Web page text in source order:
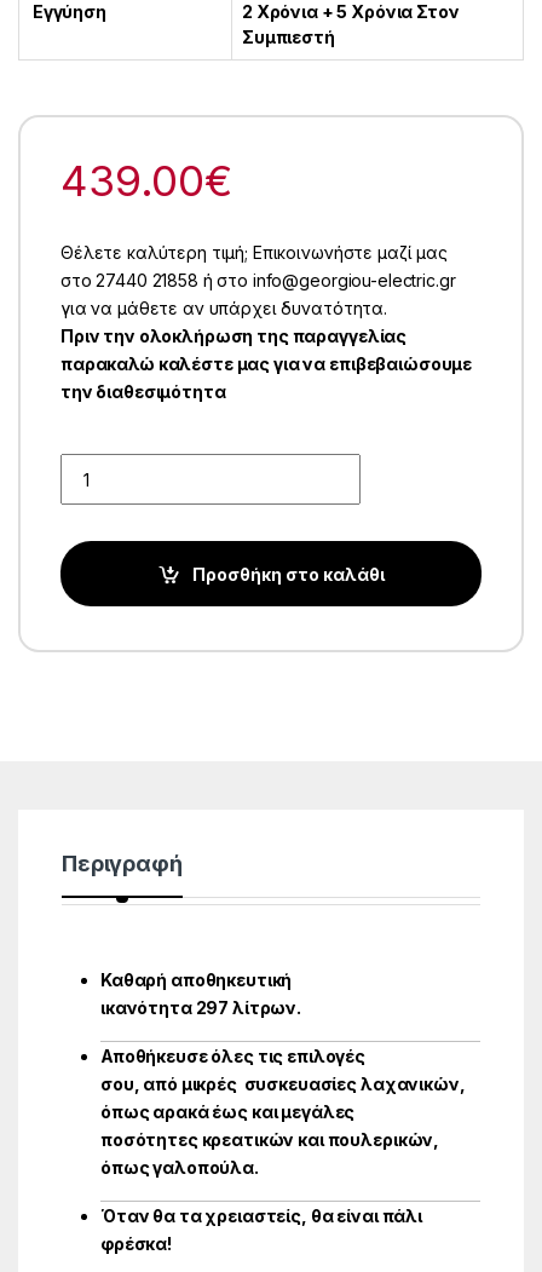
Εγγύηση
2 Χρόνια + 5 Χρόνια Στον
Συμπιεστή
439.00€
Θέλετε καλύτερη τιμή; Επικοινωνήστε μαζί μας
στο 27440 21858 ή στο info@georgiou-electric.gr
για να μάθετε αν υπάρχει δυνατότητα.
Πριν την ολοκλήρωση της παραγγελίας
παρακαλώ καλέστε μας για να επιβεβαιώσουμε
την διαθεσιμότητα
Προσθήκη στο καλάθι
Περιγραφή
Καθαρή αποθηκευτική
ικανότητα 297 λίτρων.
Αποθήκευσε όλες τις επιλογές
σου, από μικρές συσκευασίες λαχανικών,
όπως αρακά έως και μεγάλες
ποσότητες κρεατικών και πουλερικών,
όπως γαλοπούλα.
Όταν θα τα χρειαστείς, θα είναι πάλι
φρέσκα!